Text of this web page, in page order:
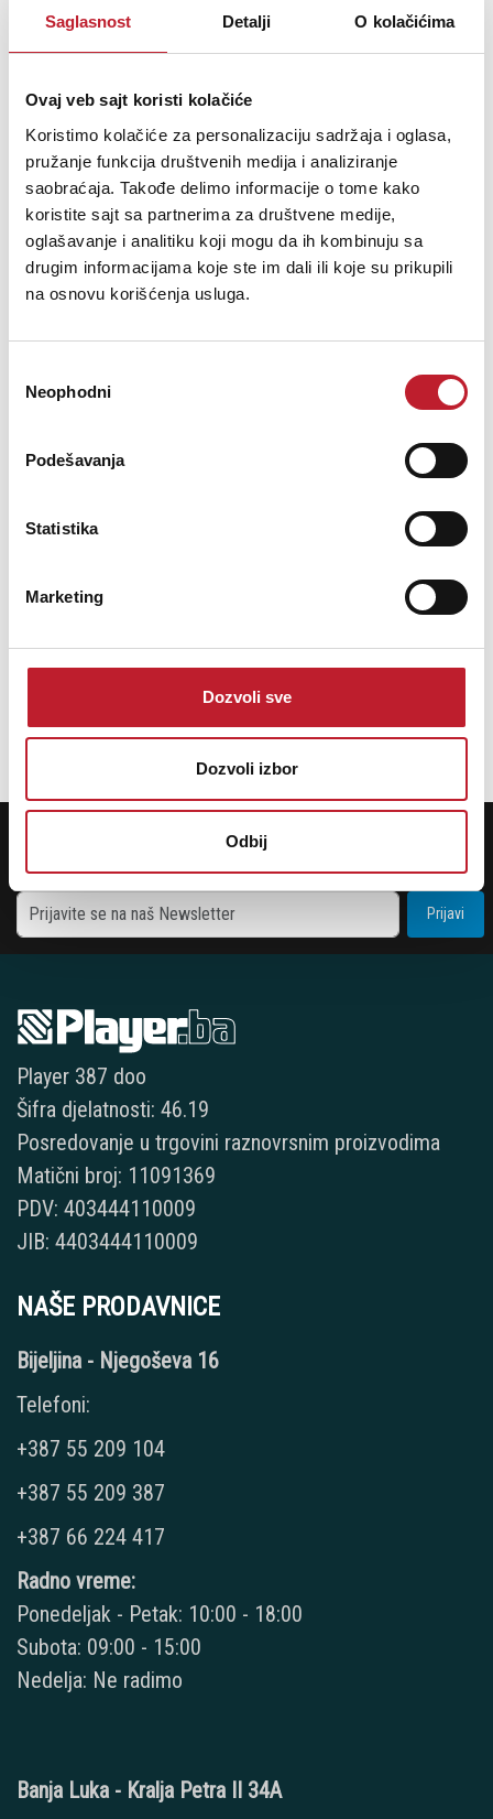
Saglasnost Detalji O kolačićima
Ovaj veb sajt koristi kolačiće
Koristimo kolačiće za personalizaciju sadržaja i oglasa,
pružanje funkcija društvenih medija i analiziranje
saobraćaja. Takođe delimo informacije o tome kako
koristite sajt sa partnerima za društvene medije,
oglašavanje i analitiku koji mogu da ih kombinuju sa
drugim informacijama koje ste im dali ili koje su prikupili
na osnovu korišćenja usluga.
сагласности
Neophodni
Podešavanja
Statistika
Marketing
Dozvoli sve
Dozvoli izbor
Odbij
Preporučena snaga pojačala:
10 – 150 W
• <1% između 170 Hz i 20 kHz
Maksimalni izlaz:108 dB
Impedansa: 4 Ω (min. 3,2 Ω)
Težina:
6,1 kg
Dimenzije (V x Š x D) s terminalom:
302 x 180 x 277 mm
Završna obrada: Walnut
919,00KM
1.075,00KM
DODAJ U KORPU
Ukoliko želite da dobijete najnovije informacije o novitetima i popustima,
Prijavi
Player 387 doo
Šifra djelatnosti: 46.19
Posredovanje u trgovini raznovrsnim proizvodima
Matični broj: 11091369
PDV: 403444110009
JIB: 4403444110009
NAŠE PRODAVNICE
Bijeljina - Njegoševa 16
Telefoni:
+387 55 209 104
+387 55 209 387
+387 66 224 417
Radno vreme:
Ponedeljak - Petak: 10:00 - 18:00
Subota: 09:00 - 15:00
Nedelja: Ne radimo
Banja Luka - Kralja Petra II 34A